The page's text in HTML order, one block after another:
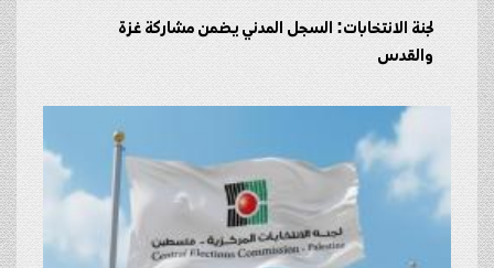
لجنة الانتخابات: السجل المدني يضمن مشاركة غزة
والقدس